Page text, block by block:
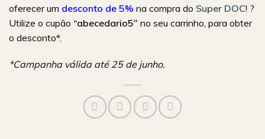
oferecer um desconto de 5% na compra do Super DOC! ?
Utilize o cupão “abecedario5” no seu carrinho, para obter
o desconto*.
*Campanha válida até 25 de junho.